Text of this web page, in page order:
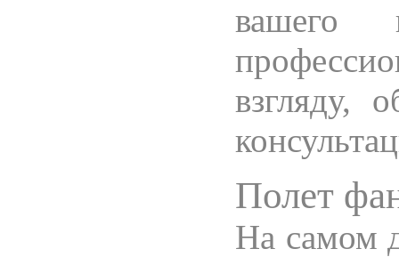
вашего
взгляду,
Полет
На самом